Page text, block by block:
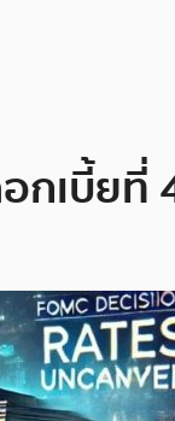
กเบี้ย